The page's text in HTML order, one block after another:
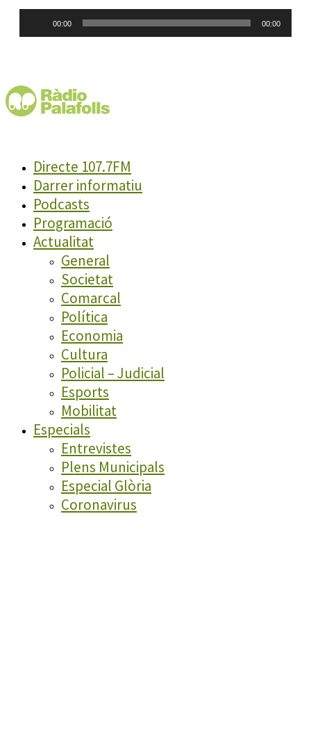
00:00 00:00
Directe 107.7FM
Darrer informatiu
Podcasts
Programació
Actualitat
General
Societat
Comarcal
Política
Economia
Cultura
Policial – Judicial
Esports
Mobilitat
Especials
Entrevistes
Plens Municipals
Especial Glòria
Coronavirus